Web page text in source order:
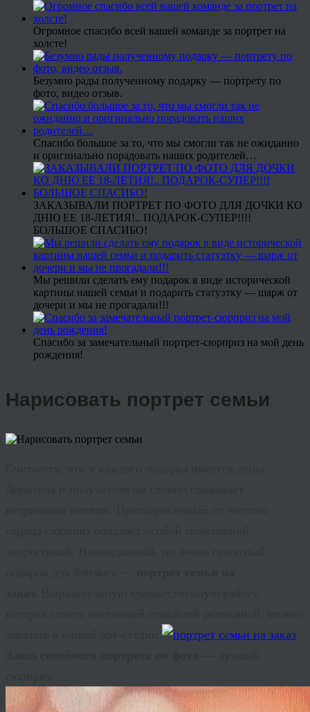
Огромное спасибо всей вашей команде за портрет на
холсте!
Безумно рады полученному подарку — портрету по
фото, видео отзыв.
Спасибо большое за то, что мы смогли так не ожиданно
и оригинально порадовать наших родителей…
ЗАКАЗЫВАЛИ ПОРТРЕТ ПО ФОТО ДЛЯ ДОЧКИ КО
ДНЮ ЕЕ 18-ЛЕТИЯ!.. ПОДАРОК-СУПЕР!!!!
БОЛЬШОЕ СПАСИБО!
Мы решили сделать ему подарок в виде исторической
картины нашей семьи и подарить статуэтку — шарж от
дочери и мы не прогадали!!!
Спасибо за замечательный портрет-сюрприз на мой день
рождения!
Нарисовать портрет семьи